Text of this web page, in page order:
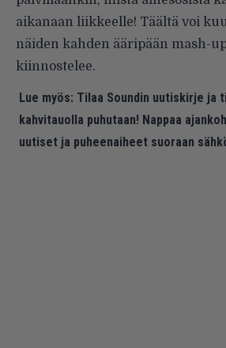
aikanaan liikkeelle! Täältä voi
näiden kahden ääripään mash-
kiinnostelee.
Lue myös: Tilaa Soundin uutiskirje ja
kahvitauolla puhutaan! Nappaa
uutiset ja puheenaiheet suoraan